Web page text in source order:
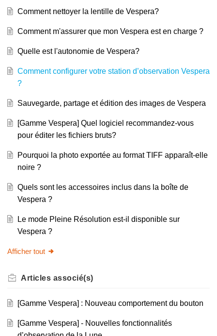
Comment nettoyer la lentille de Vespera?
Comment m'assurer que mon Vespera est en charge ?
Quelle est l'autonomie de Vespera?
Comment configurer votre station d’observation Vespera
?
Sauvegarde, partage et édition des images de Vespera
[Gamme Vespera] Quel logiciel recommandez-vous
pour éditer les fichiers bruts?
Pourquoi la photo exportée au format TIFF apparaît-elle
noire ?
Quels sont les accessoires inclus dans la boîte de
Vespera ?
Le mode Pleine Résolution est-il disponible sur
Vespera ?
Afficher tout
Articles associé(s)
[Gamme Vespera] : Nouveau comportement du bouton
[Gamme Vespera] - Nouvelles fonctionnalités